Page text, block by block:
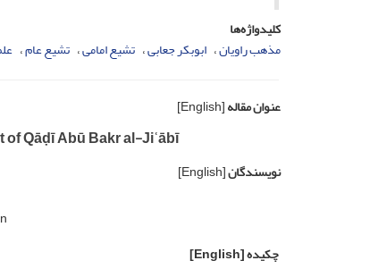
کلیدواژه‌ها
مذهب راویان ابوبکر جعابی تشیع امامی تشیع عام
عنوان مقاله[English]
Qāḍī Abū Bakr al-Jiʿābī
نویسندگان[English]
چکیده[English]